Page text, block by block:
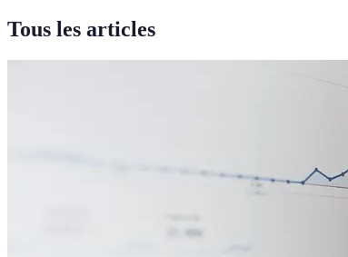
Tous les articles